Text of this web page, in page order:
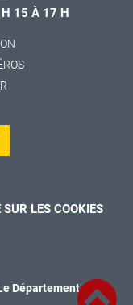
H 15 À 17 H
SUR LES COOKIES
Département